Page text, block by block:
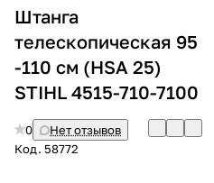
Штанга
телескопическая 95
-110 см (HSA 25)
STIHL 4515-710-7100
0
Нет отзывов
Код. 58772
График платежей
Сегодня
25%